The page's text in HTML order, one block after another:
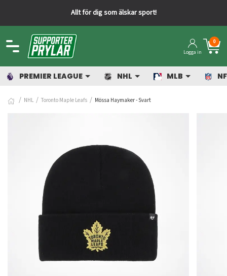
Allt för dig som älskar sport!
Logga in
0
PREMIER LEAGUE NHL MLB
NHL Toronto Maple Leafs Mössa Haymaker - Svart